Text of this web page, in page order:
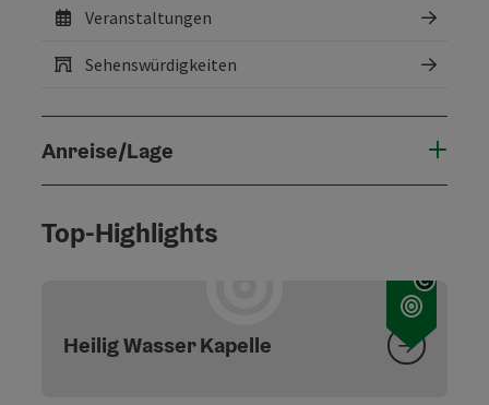
Veranstaltungen
Sehenswürdigkeiten
Anreise/Lage
Top-Highlights
Heilig Wasser Kapelle